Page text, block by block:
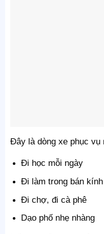
Đây là dòng xe phục vụ
Đi học mỗi ngày
Đi làm trong bán
Đi chợ, đi cà phê
Dạo phố nhẹ nhàng